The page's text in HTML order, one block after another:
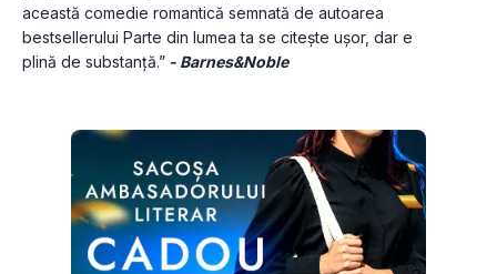
această comedie romantică semnată de autoarea
bestsellerului Parte din lumea ta se citește ușor, dar e
plină de substanță.” - Barnes&Noble